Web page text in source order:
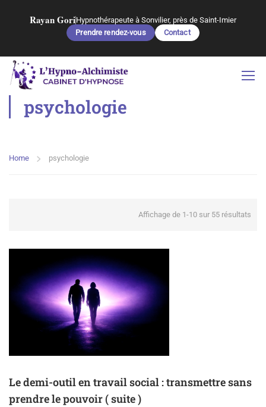
Rayan GoriHypnothérapeute à Sonvilier, près de Saint-Imier
Prendre rendez-vous
Contact
psychologie
Home psychologie
Affichage de 1-10 sur 55 résultats
Le demi-outil en travail social : transmettre sans
prendre le pouvoir ( suite )